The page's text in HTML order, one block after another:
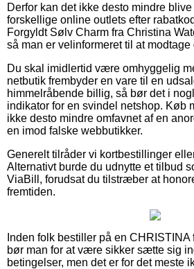
Derfor kan det ikke desto mindre
forskellige online outlets efter
Forgyldt Sølv Charm fra Christina
så man er velinformeret til at
Du skal imidlertid være omhyggelig
netbutik frembyder en vare til en
himmelråbende billig, så bør det i
indikator for en svindel netshop. Køb
ikke desto mindre omfavnet af en
en imod falske webbutikker.
Generelt tilråder vi kortbestillinger
Alternativt burde du udnytte et tilbud
ViaBill, forudsat du tilstræber at
fremtiden.
Inden folk bestiller på en
bør man for at være sikker sætte sig
betingelser, men det er for det meste